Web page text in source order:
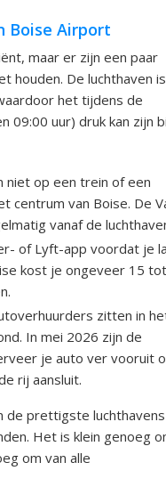
Boise Airport
maar er zijn een paar
houden. De luchthaven is
het tijdens de
09:00 uur) druk kan zijn
niet op een trein of een
centrum van Boise. De
vanaf de
of Lyft-app voordat je
kost je ongeveer 15
zitten in
In mei 2026 zijn de
je auto ver vooruit
rij aansluit.
de prettigste luchthavens
Het is klein genoeg
om van alle